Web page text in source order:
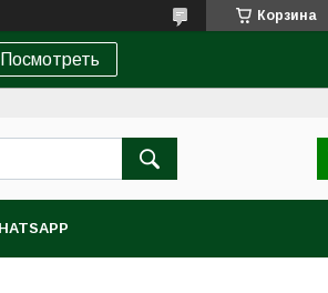
Корзина
Посмотреть